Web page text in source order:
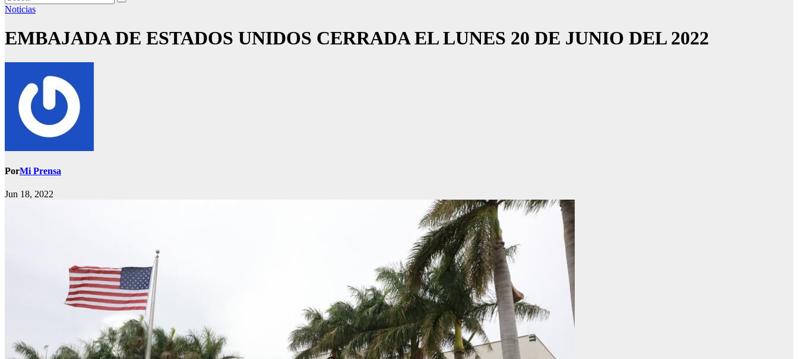
Noticias
EMBAJADA DE ESTADOS UNIDOS CERRADA EL LUNES 20 DE JUNIO DEL 2022
PorMi Prensa
Jun 18, 2022